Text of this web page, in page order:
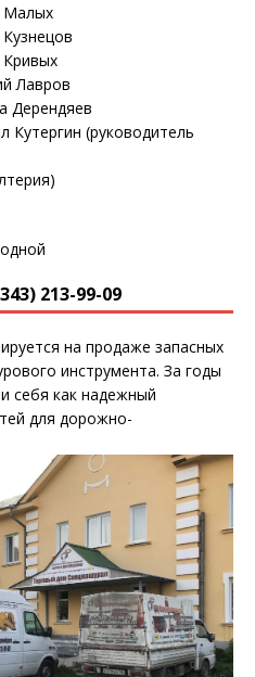
Малых
Лавров
Дерендяев
Кутергин (руководитель
213-99-09
на продаже запасных
инструмента. За годы
себя как надежный
для дорожно-